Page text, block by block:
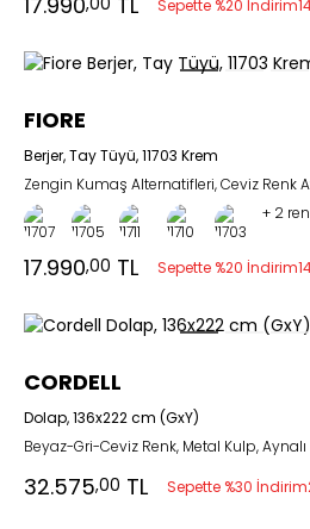
Sepette %20 İndirim
FIORE
Berjer, Tay Tüyü, 11703 Krem
Zengin Kumaş Alternatifleri, Ceviz Renk
+ 2
17.990,00 TL Sepette %20 İndirim
CORDELL
Dolap, 136x222 cm (GxY)
Beyaz-Gri-Ceviz Renk, Metal Kulp,
32.575,00 TL Sepette %30 İndirim